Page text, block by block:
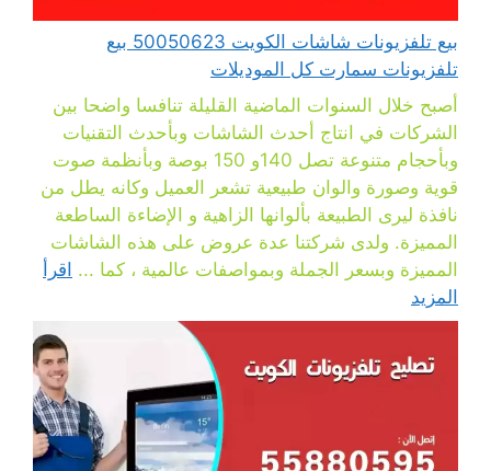
بيع تلفزيونات شاشات الكويت 50050623 بيع
تلفزيونات سمارت كل الموديلات
أصبح خلال السنوات الماضية القليلة تنافسا واضحا بين
الشركات في انتاج أحدث الشاشات وبأحدث التقنيات
وبأحجام متنوعة تصل 140و 150 بوصة وبأنظمة صوت
قوية وصورة والوان طبيعية تشعر العميل وكانه يطل من
نافذة ليرى الطبيعة بألوانها الزاهية و الإضاءة الساطعة
المميزة. ولدى شركتنا عدة عروض على هذه الشاشات
المميزة وبسعر الجملة وبمواصفات عالمية ، كما ... اقرأ
المزيد